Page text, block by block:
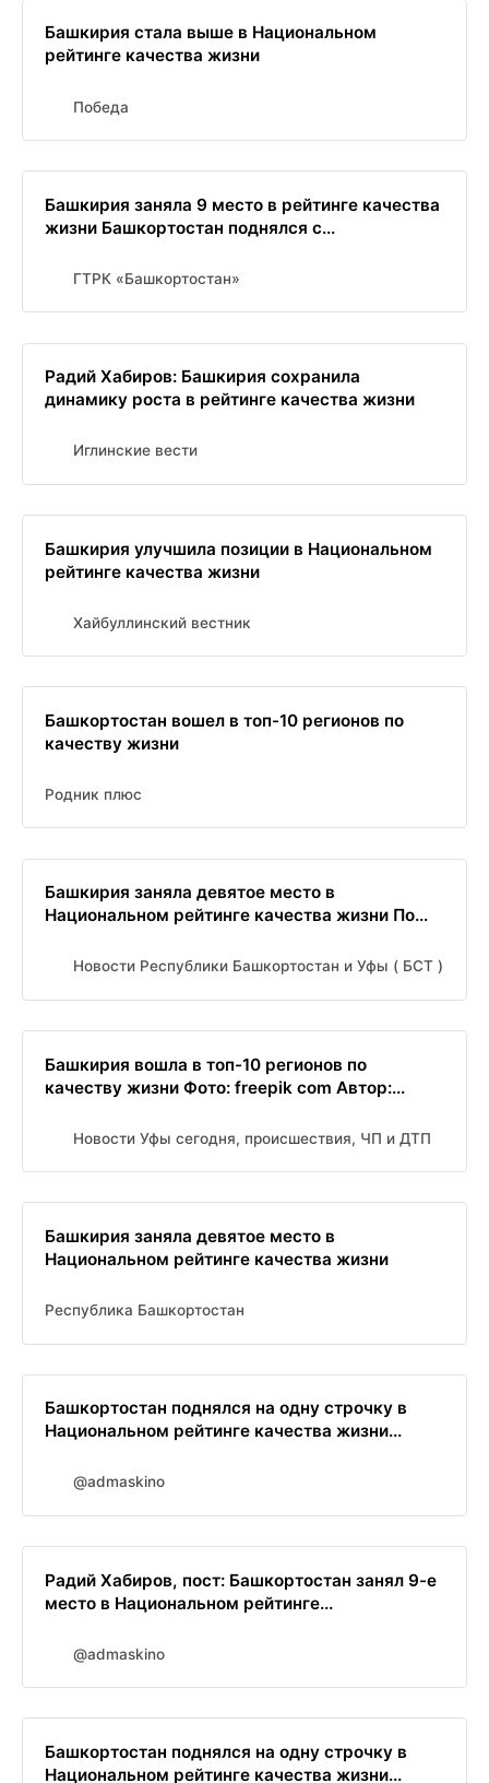
Башкирия стала выше в Национальном
рейтинге качества жизни
Победа
Башкирия заняла 9 место в рейтинге качества
жизни Башкортостан поднялся с...
ГТРК «Башкортостан»
Радий Хабиров: Башкирия сохранила
динамику роста в рейтинге качества жизни
Иглинские вести
Башкирия улучшила позиции в Национальном
рейтинге качества жизни
Хайбуллинский вестник
Башкортостан вошел в топ-10 регионов по
качеству жизни
Родник плюс
Башкирия заняла девятое место в
Национальном рейтинге качества жизни По...
Новости Республики Башкортостан и Уфы ( БСТ )
Башкирия вошла в топ-10 регионов по
качеству жизни Фото: freepik com Автор:...
Новости Уфы сегодня, происшествия, ЧП и ДТП
Башкирия заняла девятое место в
Национальном рейтинге качества жизни
Республика Башкортостан
Башкортостан поднялся на одну строчку в
Национальном рейтинге качества жизни...
@admaskino
Радий Хабиров, пост: Башкортостан занял 9-е
место в Национальном рейтинге...
@admaskino
Башкортостан поднялся на одну строчку в
Национальном рейтинге качества жизни...